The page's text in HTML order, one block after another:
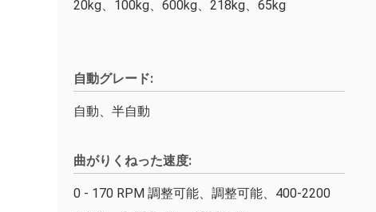
20kg、100kg、600kg、218kg、65kg
自動グレード:
自動、半自動
曲がりくねった速度:
0 - 170 RPM 調整可能、調整可能、400-2200